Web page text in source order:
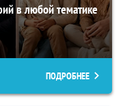
в любой тематике
ПОДРОБНЕЕ